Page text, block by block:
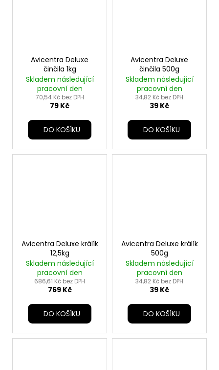
Avicentra Deluxe
činčila 1kg
Skladem následující
pracovní den
70,54 Kč bez DPH
79 Kč
DO KOŠÍKU
Avicentra Deluxe
činčila 500g
Skladem následující
pracovní den
34,82 Kč bez DPH
39 Kč
DO KOŠÍKU
Avicentra Deluxe králík
12,5kg
Skladem následující
pracovní den
686,61 Kč bez DPH
769 Kč
DO KOŠÍKU
Avicentra Deluxe králík
500g
Skladem následující
pracovní den
34,82 Kč bez DPH
39 Kč
DO KOŠÍKU